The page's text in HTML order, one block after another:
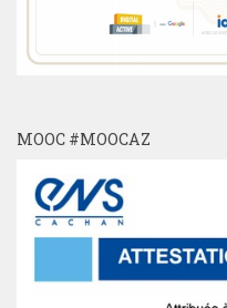
MOOC #MOOCAZ